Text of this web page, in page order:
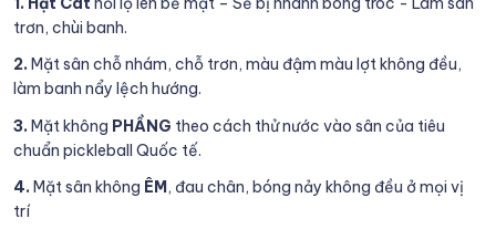
trơn, chùi banh.
2. Mặt sân chỗ nhám, chỗ trơn, màu đậm màu lợt không đều,
làm banh nẩy lệch hướng.
3. Mặt không PHẦNG theo cách thử nước vào sân của tiêu
chuẩn pickleball Quốc tế.
4. Mặt sân không ÊM, đau chân, bóng nảy không đều ở mọi vị
trí